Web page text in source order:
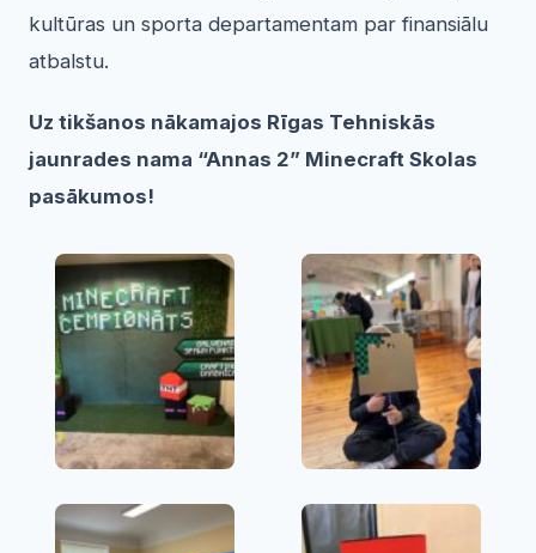
kultūras un sporta departamentam par finansiālu
atbalstu.
Uz tikšanos nākamajos Rīgas Tehniskās
jaunrades nama “Annas 2” Minecraft Skolas
pasākumos!